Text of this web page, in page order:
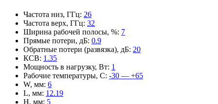
Частота низ, ГГц: 26
Частота верх, ГГц: 32
Ширина рабочей полосы, %: 7
Прямые потери, дБ: 0.9
Обратные потери (развязка), дБ: 20
КСВ: 1.35
Мощность в нагрузку, Вт: 1
Рабочие температуры, С: -30 — +65
W, мм: 6
L, мм: 12.19
H, мм: 5